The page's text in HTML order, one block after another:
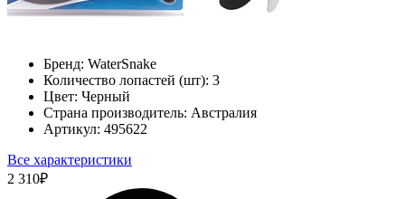
Бренд: WaterSnake
Количество лопастей (шт): 3
Цвет: Черный
Страна производитель: Австралия
Артикул: 495622
Все характеристики
2 310₽